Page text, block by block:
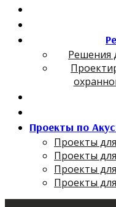
Решения
Проекты по
Проекты
Проекты
Проекты
Проекты